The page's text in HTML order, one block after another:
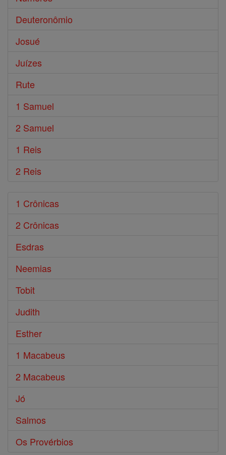
Deuteronômio
Josué
Juízes
Rute
1 Samuel
2 Samuel
1 Reis
2 Reis
1 Crônicas
2 Crônicas
Esdras
Neemias
Tobit
Judith
Esther
1 Macabeus
2 Macabeus
Jó
Salmos
Os Provérbios